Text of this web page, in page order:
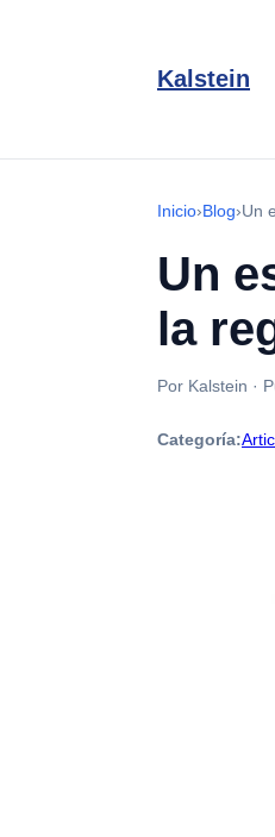
Kalstein
Inicio›Blog›Un
Un
la
Por Kalstein ·
Categoría: